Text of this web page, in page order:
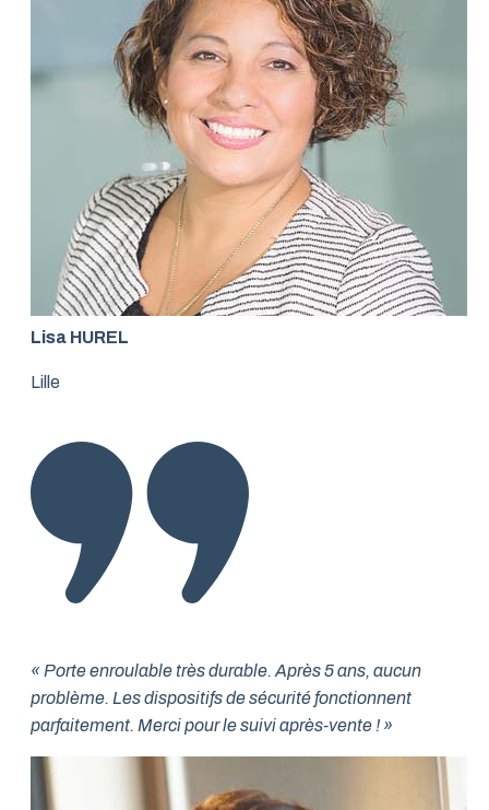
Lisa HUREL
Lille
« Porte enroulable très durable. Après 5 ans, aucun
problème. Les dispositifs de sécurité fonctionnent
parfaitement. Merci pour le suivi après-vente ! »